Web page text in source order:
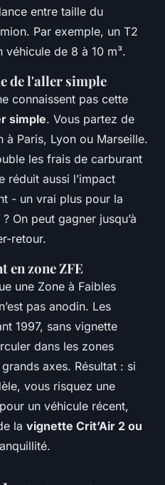
entre taille du
Par exemple, un T2
véhicule de 8 à 10 m³.
de l'aller simple
connaissent pas cette
simple. Vous partez de
à Paris, Lyon ou Marseille.
les frais de carburant
réduit aussi l’impact
- un vrai plus pour la
On peut gagner jusqu’à
retour.
zone ZFE
une Zone à Faibles
pas anodin. Les
1997, sans vignette
dans les zones
axes. Résultat : si
vous risquez une
un véhicule récent,
la vignette Crit’Air 2 ou